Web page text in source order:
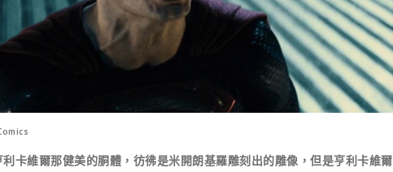
卡維爾那健美的胴體，彷彿是米開朗基羅雕刻出的雕像，但是亨利卡維爾